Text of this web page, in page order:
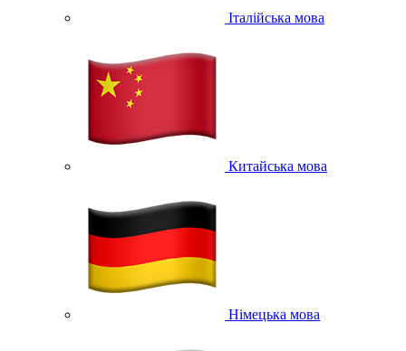
Італійська мова
Китайська мова
Німецька мова